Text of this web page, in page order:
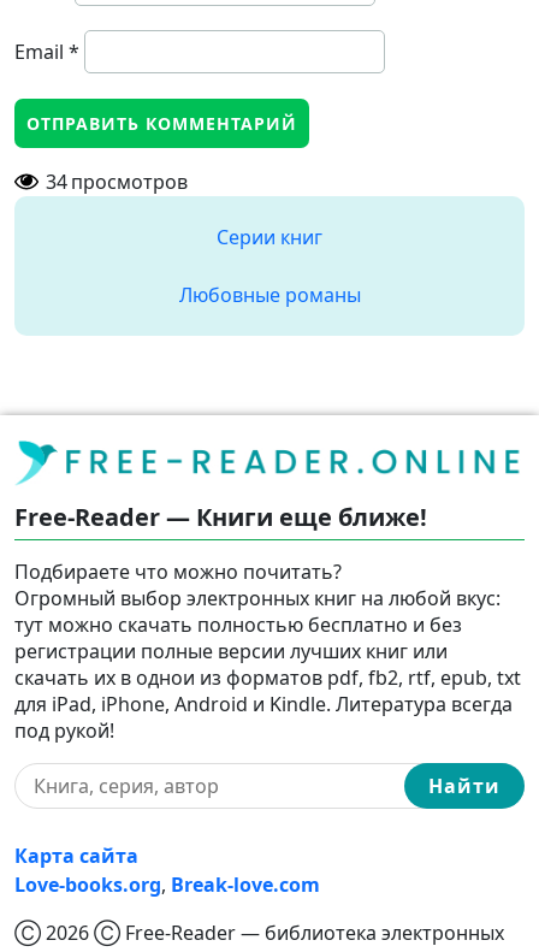
Email *
34просмотров
Серии книг
Любовные романы
Free-Reader — Книги еще ближе!
Подбираете что можно почитать?
Огромный выбор электронных книг на любой вкус:
тут можно скачать полностью бесплатно и без
регистрации полные версии лучших книг или
скачать их в однои из форматов pdf, fb2, rtf, epub, txt
для iPad, iPhone, Android и Kindle. Литература всегда
под рукой!
Найти
Карта сайта
Love-books.org, Break-love.com
Ⓒ 2026 Ⓒ Free-Reader — библиотека электронных